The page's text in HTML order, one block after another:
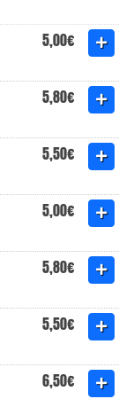
5,00€
5,80€
5,50€
5,00€
5,80€
5,50€
6,50€